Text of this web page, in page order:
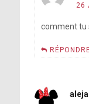
26
comment tu